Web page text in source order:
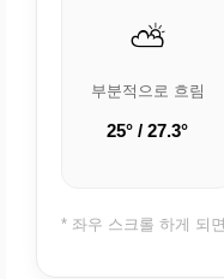
⛅
부분적으로 흐림
25° / 27.3°
* 좌우 스크롤 하게 되